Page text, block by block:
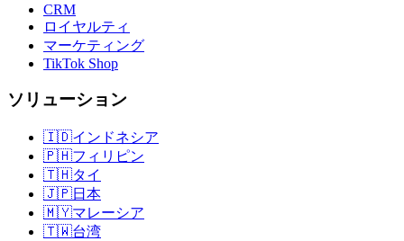
CRM
ロイヤルティ
マーケティング
TikTok Shop
ソリューション
🇮🇩インドネシア
🇵🇭フィリピン
🇹🇭タイ
🇯🇵日本
🇲🇾マレーシア
🇹🇼台湾